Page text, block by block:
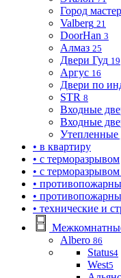
Город
Valberg 21
DoorHan 3
Алмаз 25
Двери Гуд 19
Аргус 16
Двери по
STR 8
Входные
Входные
Утепленные
• в квартиру
• с терморазрывом
• с терморазрывом
•
•
• технические и
Albero 86
Status4
West5